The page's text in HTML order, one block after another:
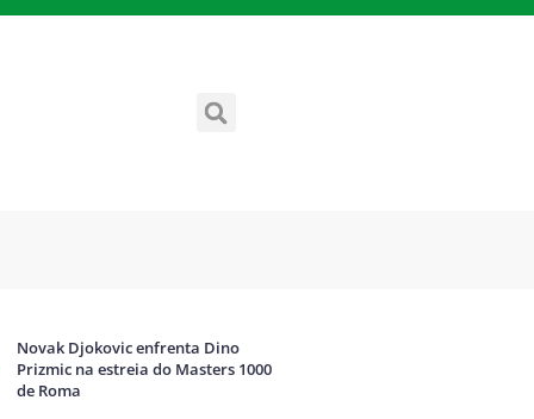
Novak Djokovic enfrenta Dino
Prizmic na estreia do Masters 1000
de Roma